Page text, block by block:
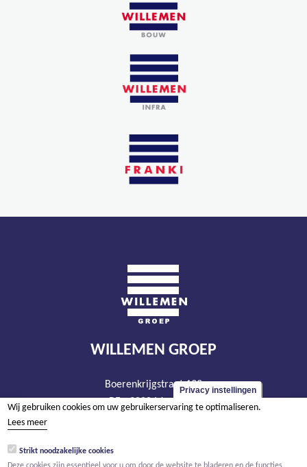
WILLEMEN GROEP
Boerenkrijgstraat 133
BE - 2800 Mechelen
BTW BE 0466.256.432
Privacy instellingen
Wij gebruiken cookies om uw gebruikerservaring te optimaliseren.
Lees meer
Strikt noodzakelijke cookies